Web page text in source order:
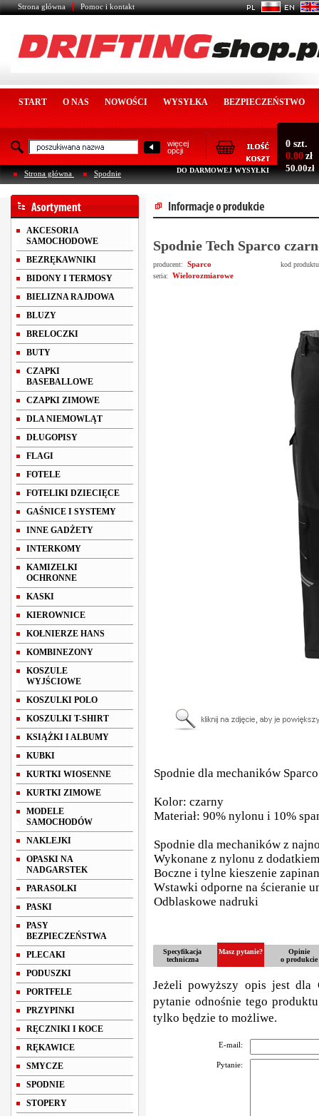
Strona główna Pomoc i kontakt
START O NAS NOWOŚCI WYSYŁKA BEZPIECZEŃSTWO
więcej
opcji
0 szt.
0.00 zł
DO DARMOWEJ WYSYŁKI 50.00zł
Strona główna Spodnie
AKCESORIA
SAMOCHODOWE
BEZRĘKAWNIKI
BIDONY I TERMOSY
BIELIZNA RAJDOWA
BLUZY
BRELOCZKI
BUTY
CZAPKI
BASEBALLOWE
CZAPKI ZIMOWE
DLA NIEMOWLĄT
DŁUGOPISY
FLAGI
FOTELE
FOTELIKI DZIECIĘCE
GAŚNICE I SYSTEMY
INNE GADŻETY
INTERKOMY
KAMIZELKI
OCHRONNE
KASKI
KIEROWNICE
KOŁNIERZE HANS
KOMBINEZONY
KOSZULE
WYJŚCIOWE
KOSZULKI POLO
KOSZULKI T-SHIRT
KSIĄŻKI I ALBUMY
KUBKI
KURTKI WIOSENNE
KURTKI ZIMOWE
MODELE
SAMOCHODÓW
NAKLEJKI
OPASKI NA
NADGARSTEK
PARASOLKI
PASKI
PASY
BEZPIECZEŃSTWA
PLECAKI
PODUSZKI
PORTFELE
PRZYPINKI
RĘCZNIKI I KOCE
RĘKAWICE
SMYCZE
SPODNIE
STOPERY
Spodnie Tech Sparco
producent: Sparco
kod
seria:
Wielorozmiarowe
Spodnie dla mechaników
Kolor: czarny
Materiał: 90% nylonu i 10%
Spodnie dla mechaników z
Wykonane z nylonu z
Boczne i tylne kieszenie
Wstawki odporne na ścieranie
Odblaskowe nadruki
Specyfikacja
techniczna
Masz pytanie?
Opinie
o produkcie
Jeżeli powyższy opis jest dla
pytanie odnośnie tego
tylko będzie to możliwe.
E-mail:
Pytanie: